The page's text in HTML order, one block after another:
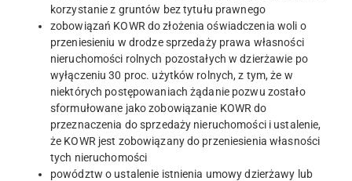
korzystanie z gruntów bez tytułu prawnego
zobowiązań KOWR do złożenia oświadczenia woli o
przeniesieniu w drodze sprzedaży prawa własności
nieruchomości rolnych pozostałych w dzierżawie po
wyłączeniu 30 proc. użytków rolnych, z tym, że w
niektórych postępowaniach żądanie pozwu zostało
sformułowane jako zobowiązanie KOWR do
przeznaczenia do sprzedaży nieruchomości i ustalenie,
że KOWR jest zobowiązany do przeniesienia własności
tych nieruchomości
powództw o ustalenie istnienia umowy dzierżawy lub